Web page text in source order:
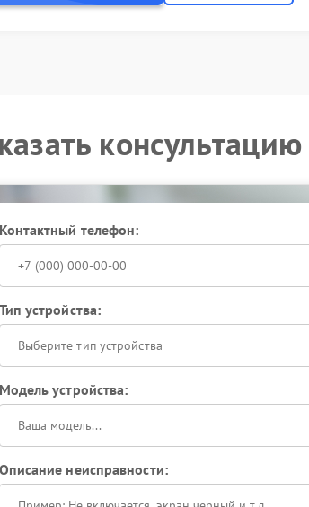
консультацию
Контактный телефон:
Тип устройства:
Выберите тип устройства
Модель устройства:
Описание неисправности: